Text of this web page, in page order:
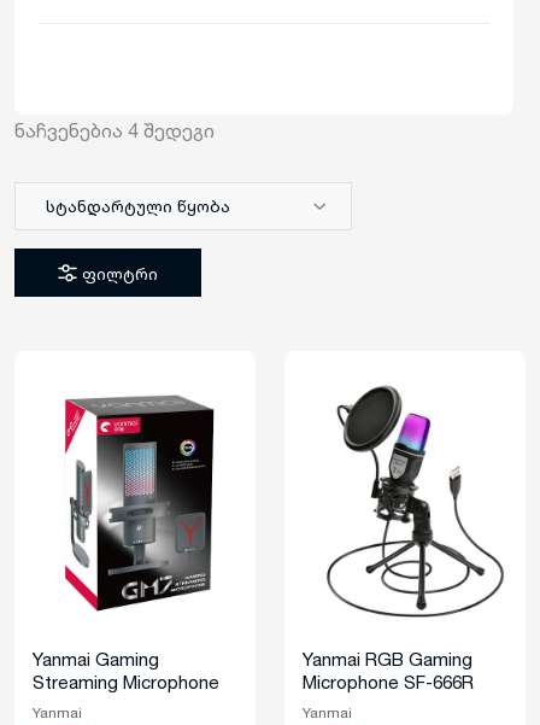
ნაჩვენებია 4 შედეგი
სტანდარტული წყობა
ფილტრი
Yanmai Gaming
Streaming Microphone
GM7
Yanmai
Yanmai RGB Gaming
Microphone SF-666R
Yanmai